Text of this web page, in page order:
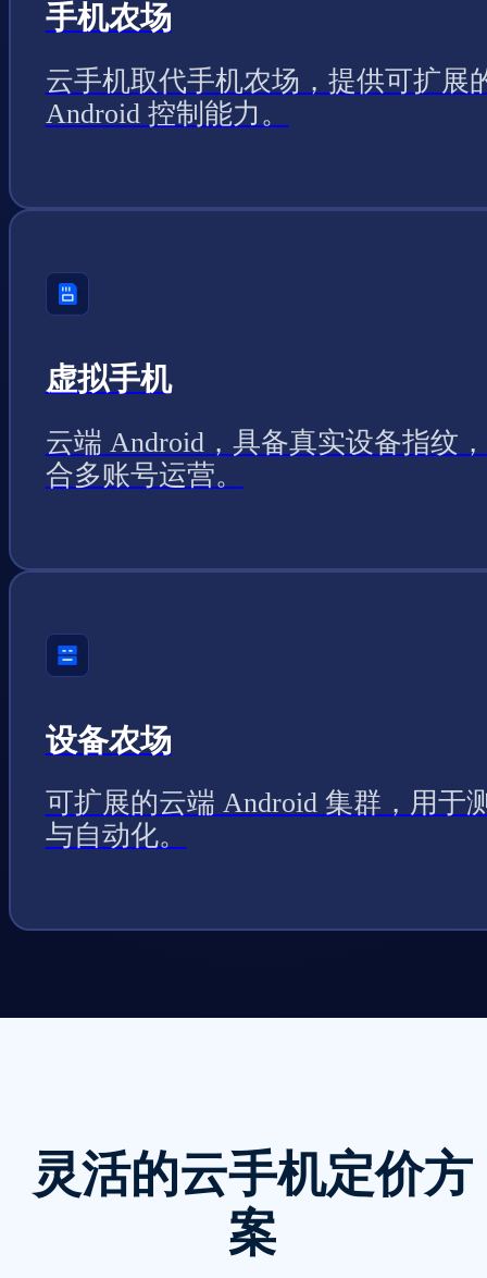
手机农场
云手机取代手机农场，提供可扩展
Android 控制能力。
虚拟手机
云端 Android，具备真实设备指纹
合多账号运营。
设备农场
可扩展的云端 Android 集群，用于
与自动化。
灵活的云手机定价方
案